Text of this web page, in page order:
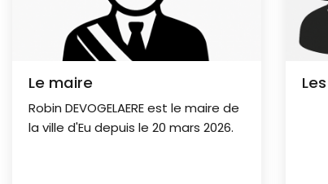
Le maire
Robin DEVOGELAERE est le maire de
la ville d'Eu depuis le 20 mars 2026.